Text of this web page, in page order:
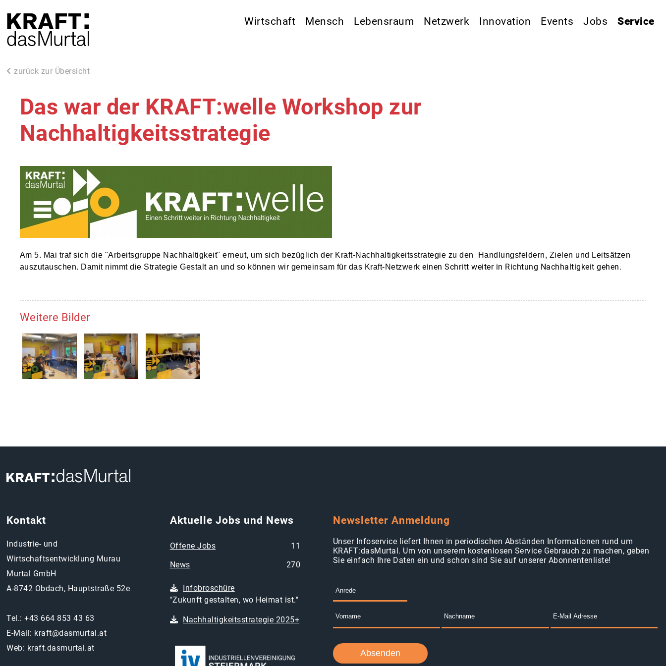
Wirtschaft Mensch Lebensraum Netzwerk Innovation Events Jobs Service
zurück zur Übersicht
Das war der KRAFT:welle Workshop zur
Nachhaltigkeitsstrategie
Am 5. Mai traf sich die "Arbeitsgruppe Nachhaltigkeit" erneut, um sich bezüglich der Kraft-Nachhaltigkeitsstrategie zu den Handlungsfeldern, Zielen und Leitsätzen
auszutauschen. Damit nimmt die Strategie Gestalt an und so können wir gemeinsam für das Kraft-Netzwerkeinen Schritt weiter in Richtung Nachhaltigkeit gehen.
Weitere Bilder
Kontakt
Industrie- und
Wirtschaftsentwicklung Murau
Murtal GmbH
A-8742 Obdach, Hauptstraße 52e
Tel.:+43 664 853 43 63
E-Mail: kraft@dasmurtal.at
Web: kraft.dasmurtal.at
Aktuelle Jobs und News
Offene Jobs
11
News
270
Infobroschüre
"Zukunft gestalten, wo Heimat ist."
Nachhaltigkeitsstrategie 2025+
Newsletter Anmeldung
Unser Infoservice liefert Ihnen in periodischen Abständen Informationen rund um
KRAFT:dasMurtal. Um von unserem kostenlosen Service Gebrauch zu machen, geben
Sie einfach Ihre Daten ein und schon sind Sie auf unserer Abonnentenliste!